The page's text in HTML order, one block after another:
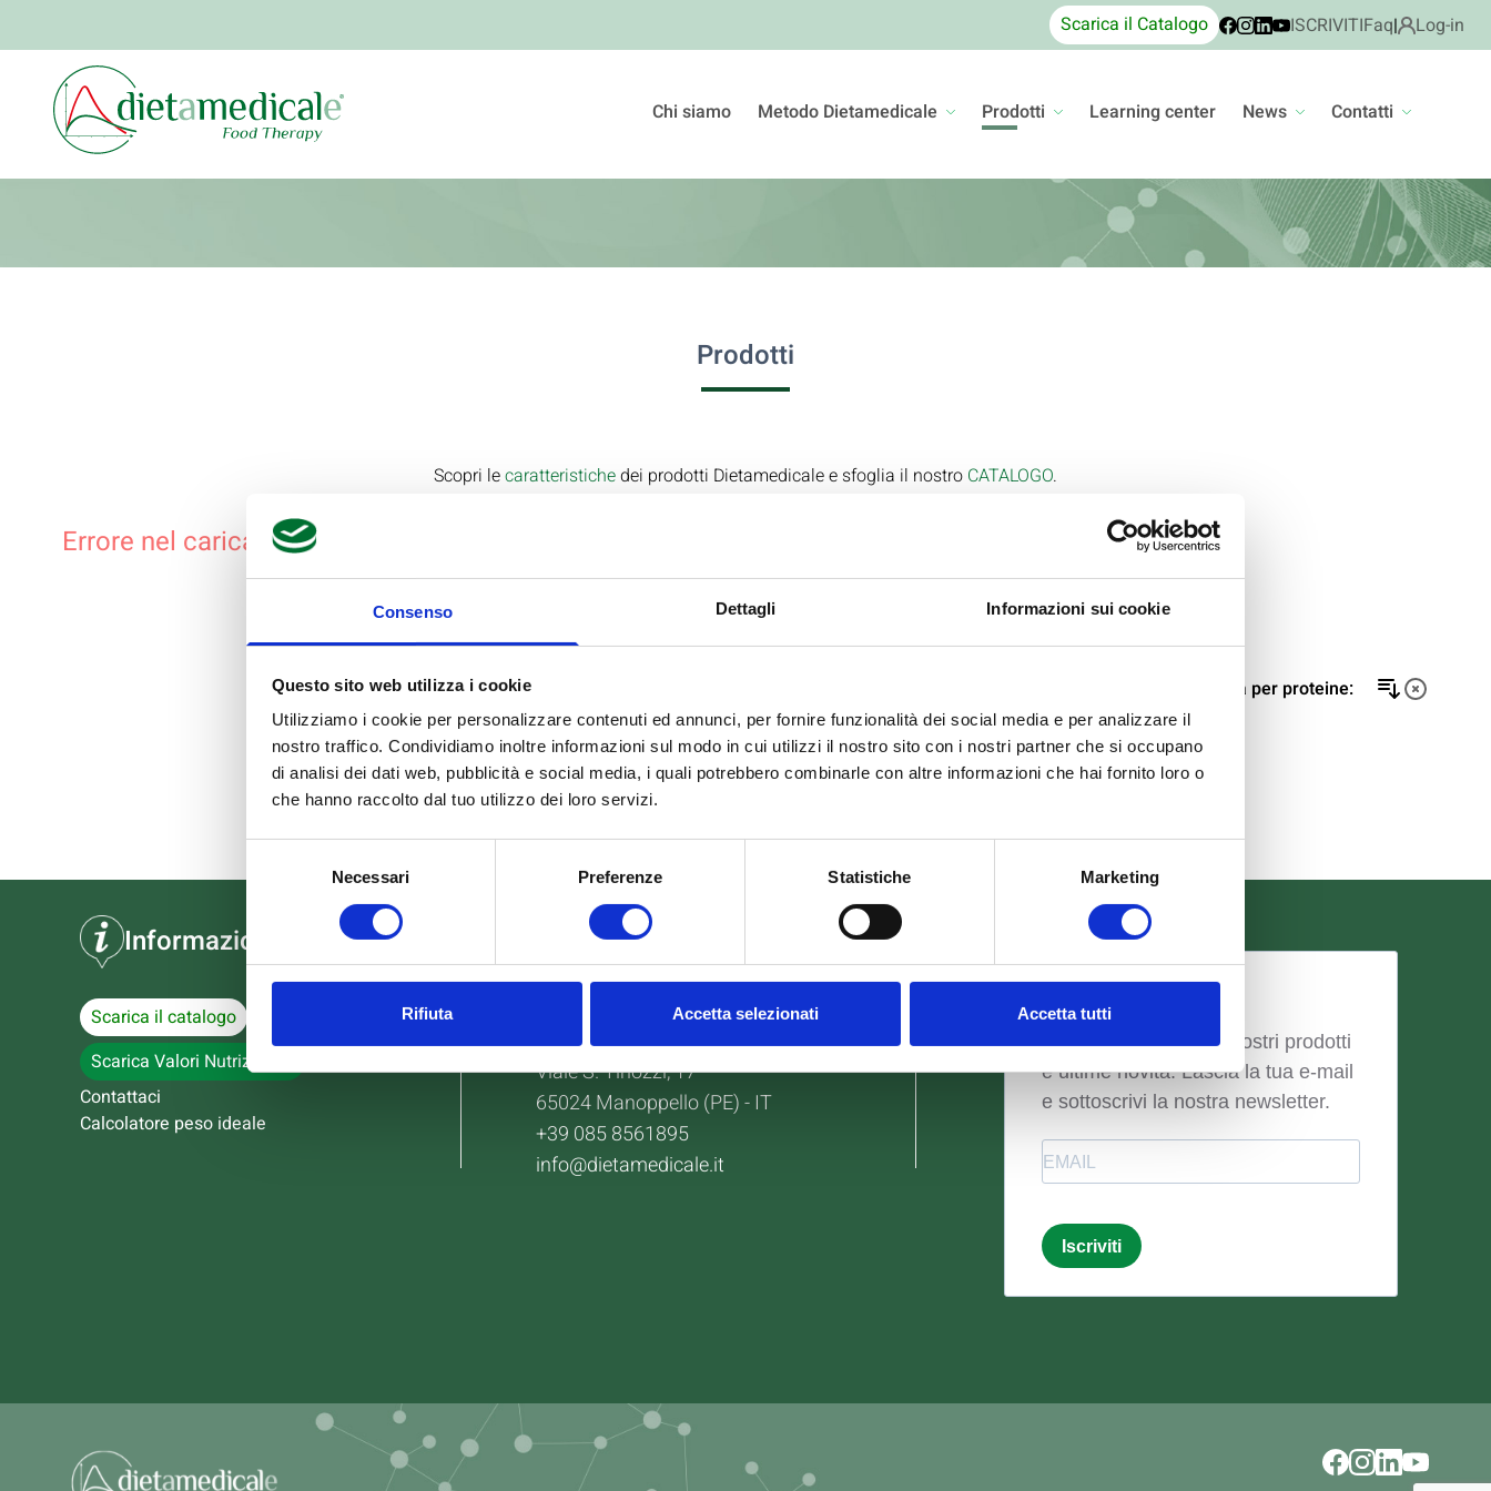
Consenso Dettagli Informazioni sui cookie
Questo sito web utilizza i cookie
Utilizziamo i cookie per personalizzare contenuti ed annunci, per fornire funzionalità dei social media e per analizzare il
nostro traffico. Condividiamo inoltre informazioni sul modo in cui utilizzi il nostro sito con i nostri partner che si occupano
di analisi dei dati web, pubblicità e social media, i quali potrebbero combinarle con altre informazioni che hai fornito loro o
che hanno raccolto dal tuo utilizzo dei loro servizi.
del
Necessari Preferenze Statistiche Marketing
Rifiuta Accetta selezionati Accetta tutti
Scarica il Catalogo ISCRIVITIFaq| Log-in
Chi siamo Metodo Dietamedicale Prodotti Learning center News Contatti
Prodotti
Scopri lecaratteristichedei prodotti Dietamedicale e sfoglia il nostro CATALOGO.
Errore nel caricamento dei prodotti
Ordina per proteine:
Informazioni
Scarica il catalogo
Scarica Valori Nutrizionali
Contattaci
Calcolatore peso ideale
Contatti
Logistica Food s.r.l.
P.Iva 02201200686
Viale S. Tinozzi, 17
65024 Manoppello (PE) - IT
+39 085 8561895
info@dietamedicale.it
Resta aggiornato sui nostri prodotti
e ultime novità. Lascia la tua e-mail
e sottoscrivi la nostra newsletter.
Email
Iscriviti